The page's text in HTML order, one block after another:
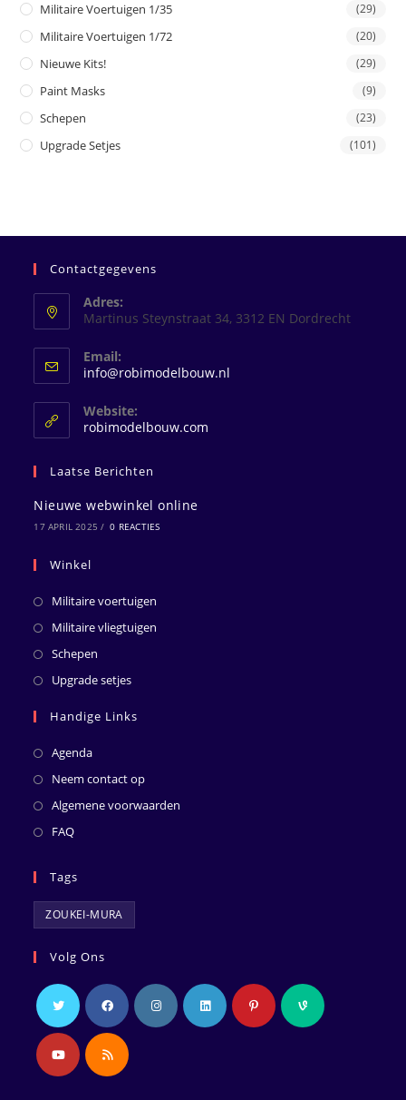
Militaire Voertuigen 1/35 (29)
Militaire Voertuigen 1/72 (20)
Nieuwe Kits! (29)
Paint Masks (9)
Schepen (23)
Upgrade Setjes (101)
Contactgegevens
Adres:
Martinus Steynstraat 34, 3312 EN Dordrecht
Email:
info@robimodelbouw.nl
Website:
robimodelbouw.com
Laatse Berichten
Nieuwe webwinkel online
17 APRIL 2025 / 0 REACTIES
Winkel
Militaire voertuigen
Militaire vliegtuigen
Schepen
Upgrade setjes
Handige Links
Agenda
Neem contact op
Algemene voorwaarden
FAQ
Tags
ZOUKEI-MURA
Volg Ons
Opent
in
Opent
in